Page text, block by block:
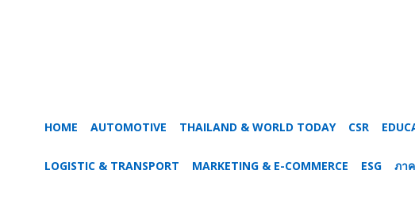
HOME AUTOMOTIVE THAILAND & WORLD TODAY CSR
LOGISTIC & TRANSPORT MARKETING & E-COMMERCE ESG ภา